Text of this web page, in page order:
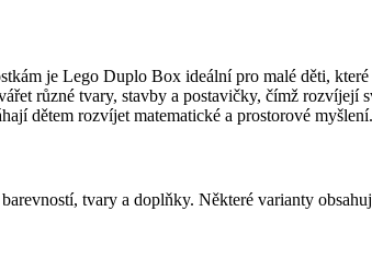
je Lego Duplo Box ideální pro malé děti,
různé tvary, stavby a postavičky, čímž rozvíjejí
dětem rozvíjet matematické a prostorové myšlení.
tvary a doplňky. Některé varianty